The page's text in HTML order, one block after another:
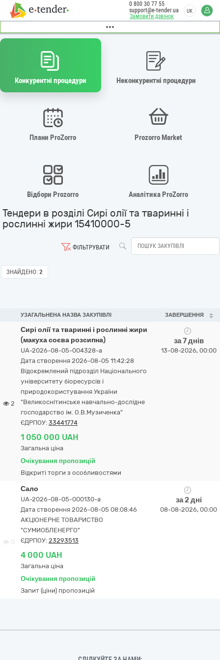
Замовити дзвінок
0 800 30 77 55
support@e-tender.ua
UK
Конкурентні процедури Неконкурентні процедури
Плани ProZorro Prozorro Market
Відбори Prozorro Аналітика ProZorro
Тендери в розділі Сирі олії та тваринні і
рослинні жири 15410000-5
ФІЛЬТРУВАТИ
ЗНАЙДЕНО: 2
УЗАГАЛЬНЕНА НАЗВА ЗАКУПІВЛІ ЗАВЕРШЕННЯ
2
Сирі олії та тваринні і рослинні жири
(макуха соєва розсипна)
UA-2026-08-05-004328-a
Дата створення 2026-08-05 11:42:28
Відокремлений підрозділ Національного
університету біоресурсів і
природокористування України
"Великоснітинське навчально-дослідне
господарство ім. О.В.Музиченка"
ЄДРПОУ: 33441774
1 050 000 UAH
Загальна ціна
Очікування пропозицій
Відкриті торги з особливостями
за 7 днів
13-08-2026, 00:00
0
Сало
UA-2026-08-05-000130-a
Дата створення 2026-08-05 08:08:46
АКЦІОНЕРНЕ ТОВАРИСТВО
"СУМИОБЛЕНЕРГО"
ЄДРПОУ: 23293513
4 000 UAH
Загальна ціна
Очікування пропозицій
Запит (ціни) пропозицій
за 2 дні
08-08-2026, 00:00